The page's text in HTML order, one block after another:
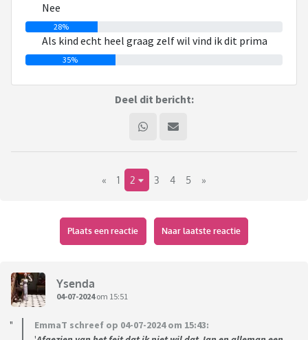
Nee
28%
Als kind echt heel graag zelf wil vind ik dit prima
35%
Deel dit bericht:
« 1 2 3 4 5 »
Plaats een reactie Naar laatste reactie
Ysenda
04-07-2024om 15:51
EmmaT schreef op 04-07-2024 om 15:43: